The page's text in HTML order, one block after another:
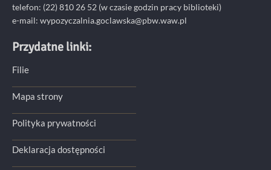
telefon: (22) 810 26 52 (w czasie godzin pracy biblioteki)
e-mail: wypozyczalnia.goclawska@pbw.waw.pl
Przydatne linki:
Filie
Mapa strony
Polityka prywatności
Deklaracja dostępności